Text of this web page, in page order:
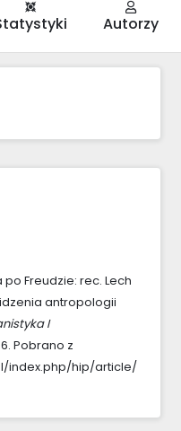
Autorzy
Freudzie: rec. Lech
antropologii
I
Pobrano z
index.php/hip/article/